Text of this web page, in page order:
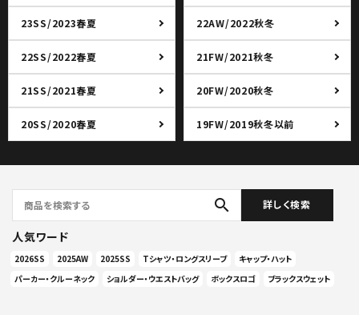
23SS/2023春夏 22AW/2022秋冬
22SS/2022春夏 21FW/2021秋冬
21SS/2021春夏 20FW/2020秋冬
20SS/2020春夏 19FW/2019秋冬以前
search 詳しく検索
人気ワード
2026SS 2025AW 2025SS Tシャツ・ロングスリーブ
キャップ・ハット
パーカー・クルーネック
ショルダー・ウエストバッグ ボックスロゴ ブラックスウェット